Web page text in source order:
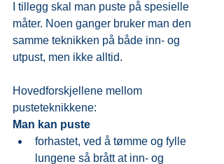
I tillegg skal man puste på spesielle
måter. Noen ganger bruker man den
samme teknikken på både inn- og
utpust, men ikke alltid.
Hovedforskjellene mellom
pusteteknikkene:
Man kan puste
forhastet, ved å tømme og fylle
lungene så brått at inn- og